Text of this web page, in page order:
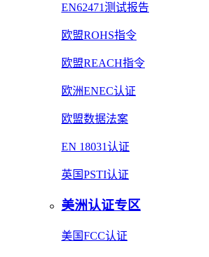
EN62471测试报告
欧盟ROHS指令
欧盟REACH指令
欧洲ENEC认证
欧盟数据法案
EN 18031认证
英国PSTI认证
美洲认证专区
美国FCC认证